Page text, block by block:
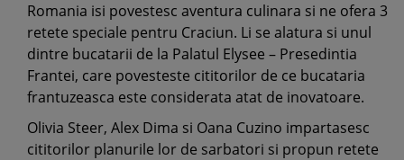
Romania isi povestesc aventura culinara si ne ofera 3
retete speciale pentru Craciun. Li se alatura si unul
dintre bucatarii de la Palatul Elysee – Presedintia
Frantei, care povesteste cititorilor de ce bucataria
frantuzeasca este considerata atat de inovatoare.
Olivia Steer, Alex Dima si Oana Cuzino impartasesc
cititorilor planurile lor de sarbatori si propun retete